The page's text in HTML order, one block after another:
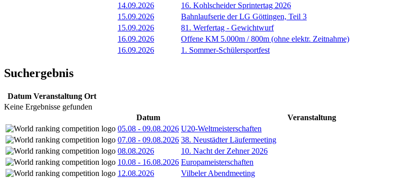
14.09.2026
16. Kohlscheider Sprintertag 2026
15.09.2026
Bahnlaufserie der LG Göttingen, Teil 3
15.09.2026
81. Werfertag - Gewichtwurf
16.09.2026
Offene KM 5.000m / 800m (ohne elektr. Zeitnahme)
16.09.2026
1. Sommer-Schülersportfest
Suchergebnis
Datum Veranstaltung Ort
Keine Ergebnisse gefunden
Datum
Veranstaltung
05.08 - 09.08.2026 U20-Weltmeisterschaften
07.08 - 09.08.2026 38. Neustädter Läufermeeting
08.08.2026
10. Nacht der Zehner 2026
10.08 - 16.08.2026 Europameisterschaften
12.08.2026
Vilbeler Abendmeeting